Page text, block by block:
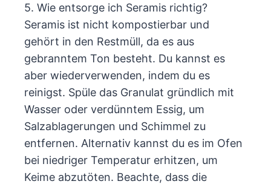
5. Wie entsorge ich Seramis richtig?
Seramis ist nicht kompostierbar und
gehört in den Restmüll, da es aus
gebranntem Ton besteht. Du kannst es
aber wiederverwenden, indem du es
reinigst. Spüle das Granulat gründlich mit
Wasser oder verdünntem Essig, um
Salzablagerungen und Schimmel zu
entfernen. Alternativ kannst du es im Ofen
bei niedriger Temperatur erhitzen, um
Keime abzutöten. Beachte, dass die